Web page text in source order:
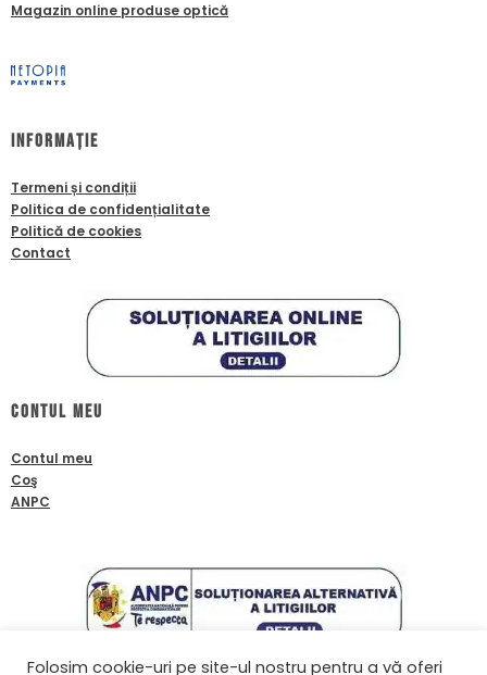
Magazin online produse optică
Informație
Termeni și condiții
Politica de confidențialitate
Politică de cookies
Contact
Contul meu
Contul meu
Coş
ANPC
Folosim cookie-uri pe site-ul nostru pentru a vă oferi